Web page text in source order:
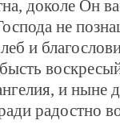
доколе Он
не
и
и
радостно